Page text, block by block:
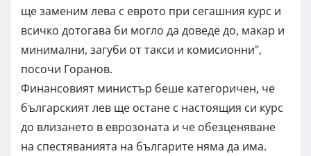
ще заменим лева с еврото при сегашния курс и
всичко дотогава би могло да доведе до, макар и
минимални, загуби от такси и комисионни",
посочи Горанов.
Финансовият министър беше категоричен, че
българският лев ще остане с настоящия си курс
до влизането в еврозоната и че обезценяване
на спестяванията на българите няма да има.